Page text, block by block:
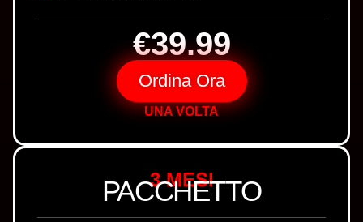
€39.99
Ordina Ora
UNA VOLTA
3 MESI
PACCHETTO